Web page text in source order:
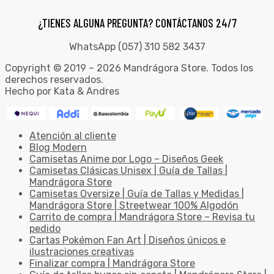
¿TIENES ALGUNA PREGUNTA? CONTÁCTANOS 24/7
WhatsApp (057) 310 582 3437
Copyright © 2019 – 2026 Mandrágora Store. Todos los
derechos reservados.
Hecho por Kata & Andres
Atención al cliente
Blog Modern
Camisetas Anime por Logo – Diseños Geek
Camisetas Clásicas Unisex | Guía de Tallas |
Mandrágora Store
Camisetas Oversize | Guía de Tallas y Medidas |
Mandrágora Store | Streetwear 100% Algodón
Carrito de compra | Mandrágora Store – Revisa tu
pedido
Cartas Pokémon Fan Art | Diseños únicos e
ilustraciones creativas
Finalizar compra | Mandrágora Store